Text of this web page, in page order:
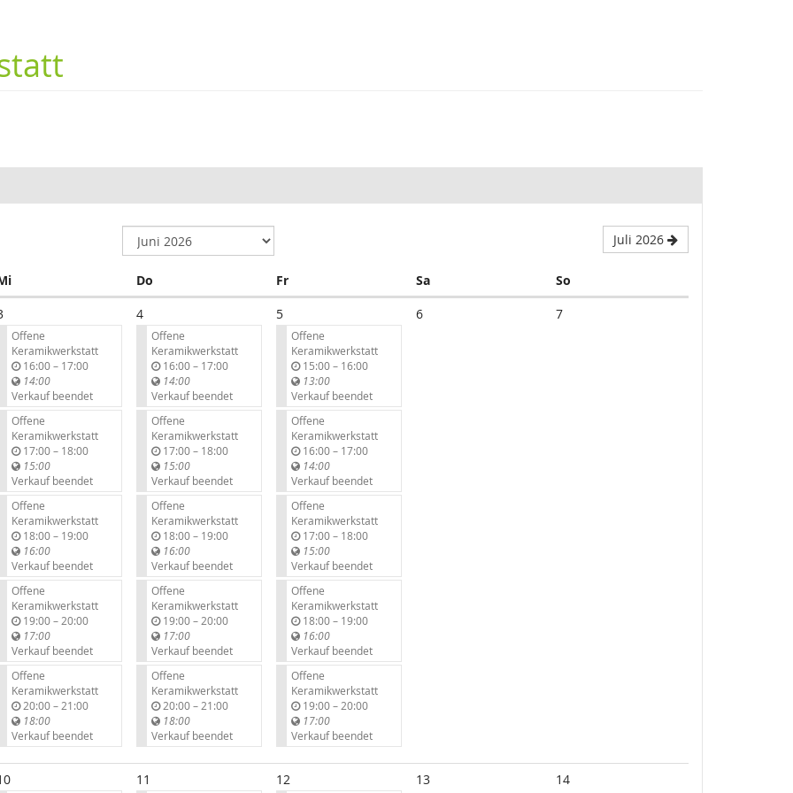
Juli 2026
Mittwoch Do FrFreitag SaSamstag So
Offene
Keramikwerkstatt
16:00–b
s
17:00
14:00
Verkauf beendet
Offene
Keramikwerkstatt
17:00–b
s
18:00
15:00
Verkauf beendet
Offene
Keramikwerkstatt
18:00–b
s
19:00
16:00
Verkauf beendet
Offene
Keramikwerkstatt
19:00–b
s
20:00
17:00
Verkauf beendet
Offene
Keramikwerkstatt
20:00–b
s
21:00
18:00
Verkauf beendet
4
Offene
Keramikwerkstatt
16:00–b
s
17:00
14:00
Verkauf beendet
Offene
Keramikwerkstatt
17:00–b
s
18:00
15:00
Verkauf beendet
Offene
Keramikwerkstatt
18:00–b
s
19:00
16:00
Verkauf beendet
Offene
Keramikwerkstatt
19:00–b
s
20:00
17:00
Verkauf beendet
Offene
Keramikwerkstatt
20:00–b
s
21:00
18:00
Verkauf beendet
5
Offene
Keramikwerkstatt
15:00–b
s
16:00
13:00
Verkauf beendet
Offene
Keramikwerkstatt
16:00–b
s
17:00
14:00
Verkauf beendet
Offene
Keramikwerkstatt
17:00–b
s
18:00
15:00
Verkauf beendet
Offene
Keramikwerkstatt
18:00–b
s
19:00
16:00
Verkauf beendet
Offene
Keramikwerkstatt
19:00–b
s
20:00
17:00
Verkauf beendet
6 7
11 12 13 14